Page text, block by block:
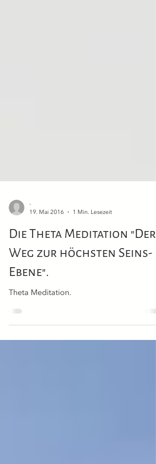
-
19. Mai 2016
1 Min. Lesezeit
Die Theta Meditation "Der
Weg zur höchsten Seins-
Ebene".